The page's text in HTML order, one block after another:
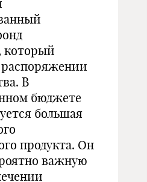
который
распоряжении
В
бюджете
большая
продукта. Он
важную